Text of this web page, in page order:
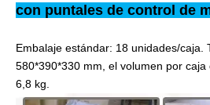
con puntales de control de
Embalaje estándar: 18 unidades/caja.
580*390*330 mm, el volumen por
6,8 kg.